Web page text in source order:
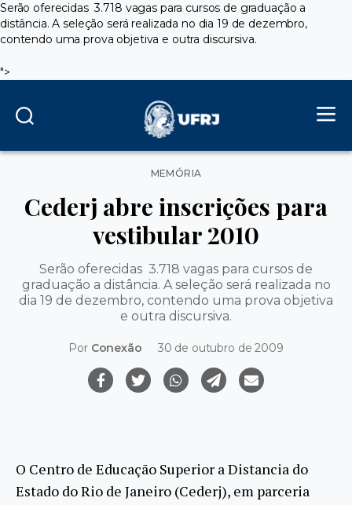
Serão oferecidas 3.718 vagas para cursos de graduação a
distância. A seleção será realizada no dia 19 de dezembro,
contendo uma prova objetiva e outra discursiva.
">
Categorias
MEMÓRIA
Cederj abre inscrições para
vestibular 2010
Serão oferecidas 3.718 vagas para cursos de
graduação a distância. A seleção será realizada no
dia 19 de dezembro, contendo uma prova objetiva
e outra discursiva.
Por Conexão 30 de outubro de 2009
O Centro de Educação Superior a Distancia do
Estado do Rio de Janeiro (Cederj), em parceria